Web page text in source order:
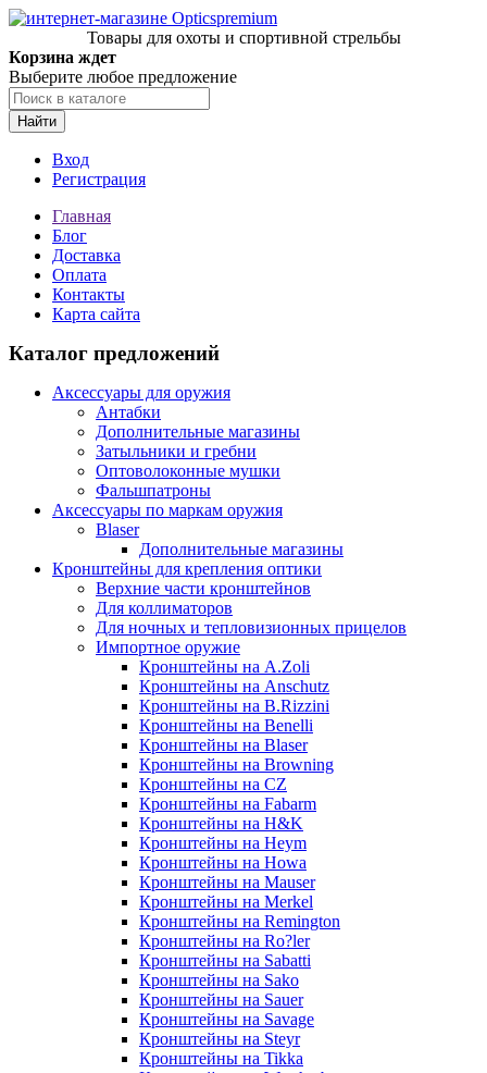
Товары для охоты и спортивной стрельбы
Корзина ждет
Выберите любое предложение
Найти
Вход
Регистрация
Главная
Блог
Доставка
Оплата
Контакты
Карта сайта
Каталог предложений
Аксессуары для оружия
Антабки
Дополнительные магазины
Затыльники и гребни
Оптоволоконные мушки
Фальшпатроны
Аксессуары по маркам оружия
Blaser
Дополнительные магазины
Кронштейны для крепления оптики
Верхние части кронштейнов
Для коллиматоров
Для ночных и тепловизионных прицелов
Импортное оружие
Кронштейны на A.Zoli
Кронштейны на Anschutz
Кронштейны на B.Rizzini
Кронштейны на Benelli
Кронштейны на Blaser
Кронштейны на Browning
Кронштейны на CZ
Кронштейны на Fabarm
Кронштейны на H&K
Кронштейны на Heym
Кронштейны на Howa
Кронштейны на Mauser
Кронштейны на Merkel
Кронштейны на Remington
Кронштейны на Ro?ler
Кронштейны на Sabatti
Кронштейны на Sako
Кронштейны на Sauer
Кронштейны на Savage
Кронштейны на Steyr
Кронштейны на Tikka